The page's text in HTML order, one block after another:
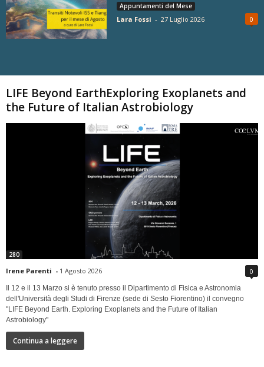
Appuntamenti del Mese
Lara Fossi - 27 Luglio 2026 0
LIFE Beyond EarthExploring Exoplanets and
the Future of Italian Astrobiology
280
Irene Parenti - 1 Agosto 2026 0
Il 12 e il 13 Marzo si è tenuto presso il Dipartimento di Fisica e Astronomia
dell'Università degli Studi di Firenze (sede di Sesto Fiorentino) il convegno
"LIFE Beyond Earth. Exploring Exoplanets and the Future of Italian
Astrobiology"
Continua a leggere